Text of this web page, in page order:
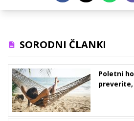
SORODNI ČLANKI
Poletni
preverite,